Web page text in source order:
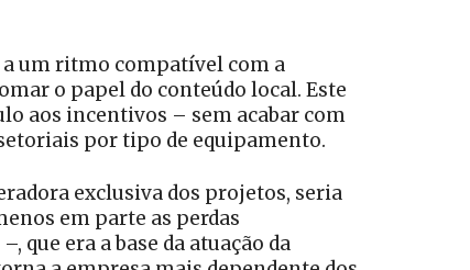
a um ritmo compatível com a
o papel do conteúdo local. Este
aos incentivos – sem acabar com
por tipo de equipamento.
exclusiva dos projetos, seria
em parte as perdas
que era a base da atuação da